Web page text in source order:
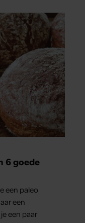
6 goede
een paleo
een
een paar